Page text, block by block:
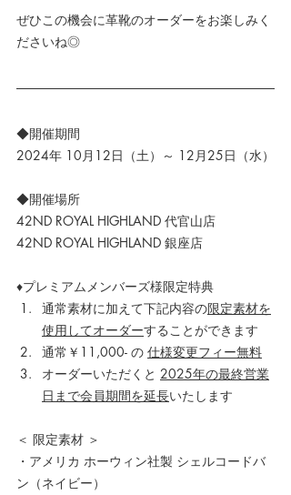
ぜひこの機会に革靴のオーダーをお楽しみく
ださいね◎
◆開催期間
2024年 10月12日（土）～ 12月25日（水）
◆開催場所
42ND ROYAL HIGHLAND 代官山店
42ND ROYAL HIGHLAND 銀座店
♦プレミアムメンバーズ様限定特典
通常素材に加えて下記内容の限定素材を
使用してオーダーすることができます
通常￥11,000- の 仕様変更フィー無料
オーダーいただくと 2025年の最終営業
日まで会員期間を延長いたします
＜ 限定素材 ＞
・ アメリカ ホーウィン社製 シェルコードバ
ン（ネイビー）